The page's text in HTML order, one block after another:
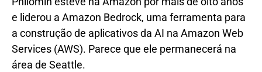
e liderou a Amazon Bedrock, uma ferramenta para
a construção de aplicativos da AI na Amazon Web
Services (AWS). Parece que ele permanecerá na
área de Seattle.